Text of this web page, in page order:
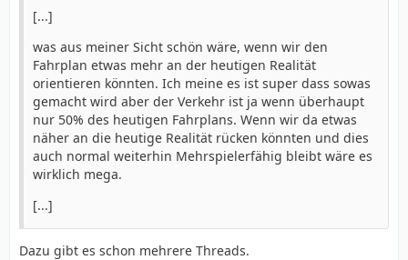
[...]
was aus meiner Sicht schön wäre, wenn wir den
Fahrplan etwas mehr an der heutigen Realität
orientieren könnten. Ich meine es ist super dass sowas
gemacht wird aber der Verkehr ist ja wenn überhaupt
nur 50% des heutigen Fahrplans. Wenn wir da etwas
näher an die heutige Realität rücken könnten und dies
auch normal weiterhin Mehrspielerfähig bleibt wäre es
wirklich mega.
[...]
Dazu gibt es schon mehrere Threads.